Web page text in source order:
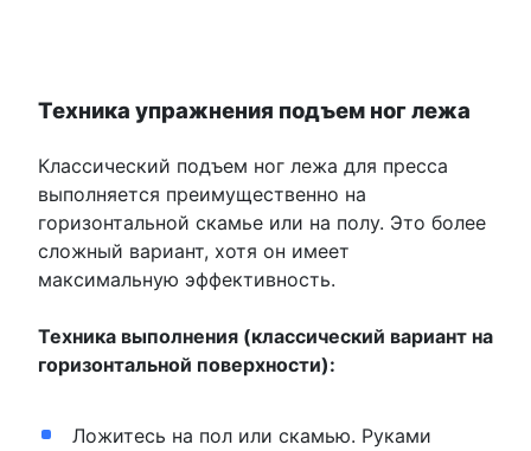
Техника упражнения подъем ног лежа
Классический подъем ног лежа для пресса
выполняется преимущественно на
горизонтальной скамье или на полу. Это более
сложный вариант, хотя он имеет
максимальную эффективность.
Техника выполнения (классический вариант на
горизонтальной поверхности):
Ложитесь на пол или скамью. Руками